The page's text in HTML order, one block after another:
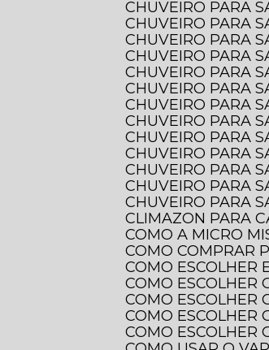
CHUVEIRO PARA
CHUVEIRO PARA
CHUVEIRO PARA
CHUVEIRO PARA
CHUVEIRO PARA
CHUVEIRO PARA
CHUVEIRO PARA
CHUVEIRO PARA
CHUVEIRO PARA
CHUVEIRO PARA
CHUVEIRO PARA
CHUVEIRO PARA
CHUVEIRO PARA
CLIMAZON PARA
COMO A MICRO
COMO COMPRAR
COMO
COMO
COMO
COMO
COMO